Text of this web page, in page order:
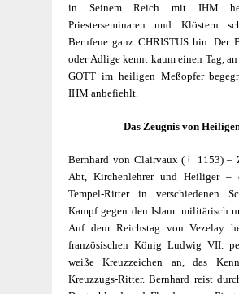
in Seinem Reich mit IHM
Priesterseminaren und Klöstern
Berufene ganz CHRISTUS hin. Der
oder Adlige kennt kaum einen Tag,
GOTT im heiligen Meßopfer
IHM anbefiehlt.
Das Zeugnis von
Bernhard von Clairvaux († 1153) –
Abt, Kirchenlehrer und Heiliger –
Tempel-Ritter in verschiedenen
Kampf gegen den Islam: militärisch
Auf dem Reichstag von Vezelay
französischen König Ludwig VII.
weiße Kreuzzeichen an, das
Kreuzzugs-Ritter. Bernhard reist